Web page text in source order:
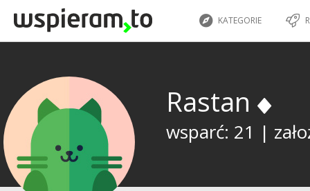
KATEGORIE
Rastan
wsparć: 21 |